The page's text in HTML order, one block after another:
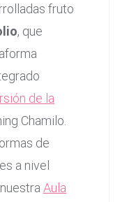
fruto
, que
de la
Chamilo.
de
a nivel
Aula